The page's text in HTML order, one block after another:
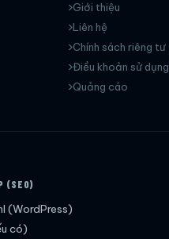
Giới thiệu
Liên hệ
Chính sách riêng tư
Điều khoản sử dụng
Quảng cáo
(SEO)
(WordPress)
có)